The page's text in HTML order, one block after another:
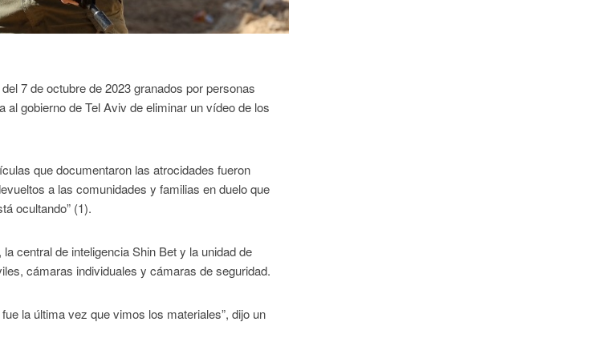
7 de octubre de 2023 granados por personas
gobierno de Tel Aviv de eliminar un vídeo de los
que documentaron las atrocidades fueron
a las comunidades y familias en duelo que
ocultando” (1).
central de inteligencia Shin Bet y la unidad de
cámaras individuales y cámaras de seguridad.
la última vez que vimos los materiales”, dijo un